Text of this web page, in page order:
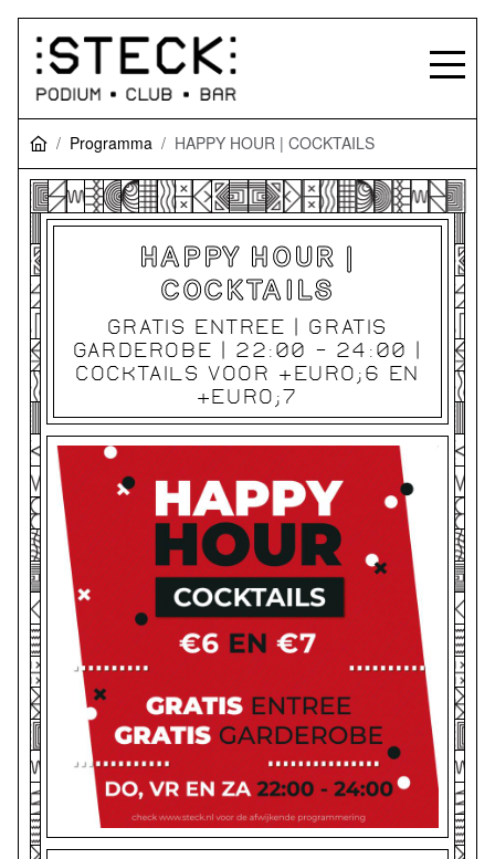
Programma HAPPY HOUR | COCKTAILS
HAPPY HOUR |
COCKTAILS
GRATIS ENTREE | GRATIS
GARDEROBE | 22:00 - 24:00 |
COCKTAILS VOOR &EURO;6 EN
&EURO;7